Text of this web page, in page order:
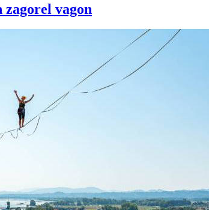
vagon
Prijavi se na cajtng